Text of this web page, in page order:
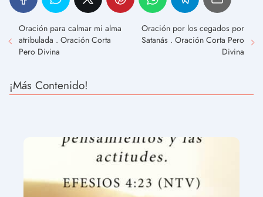
Oración para calmar mi alma
atribulada . Oración Corta
Pero Divina
Oración por los cegados por
Satanás . Oración Corta Pero
Divina
¡Más Contenido!